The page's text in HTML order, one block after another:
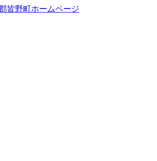
皆野町ホームページ